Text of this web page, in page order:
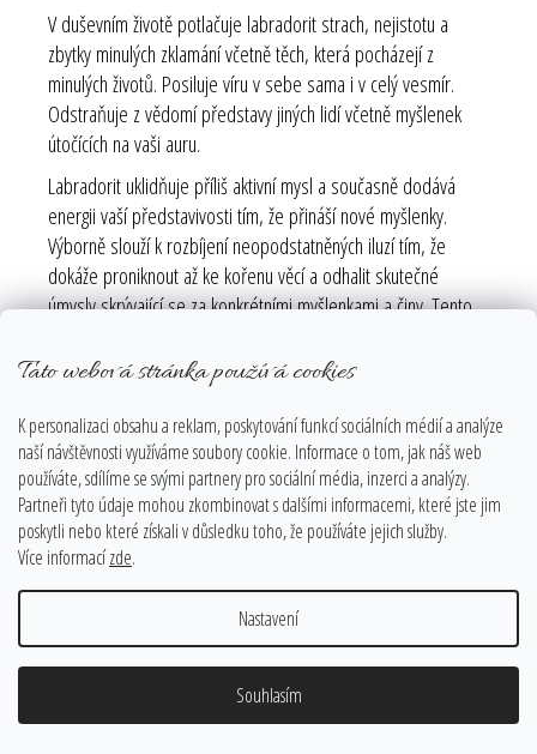
Tato webová stránka používá cookies
K personalizaci obsahu a reklam, poskytování funkcí sociálních médií a analýze
naší návštěvnosti využíváme soubory cookie. Informace o tom, jak náš web
používáte, sdílíme se svými partnery pro sociální média, inzerci a analýzy.
Partneři tyto údaje mohou zkombinovat s dalšími informacemi, které jste jim
poskytli nebo které získali v důsledku toho, že používáte jejich služby.
Více informacízde.
Nastavení
Souhlasím
V duševním životě potlačuje labradorit strach, nejistotu a
zbytky minulých zklamání včetně těch, která pocházejí z
minulých životů. Posiluje víru v sebe sama i v celý vesmír.
Odstraňuje z vědomí představy jiných lidí včetně myšlenek
útočících na vaši auru.
Labradorit uklidňuje příliš aktivní mysl a současně dodává
energii vaší představivosti tím, že přináší nové myšlenky.
Výborně slouží k rozbíjení neopodstatněných iluzí tím, že
dokáže proniknout až ke kořenu věcí a odhalit skutečné
úmysly skrývající se za konkrétními myšlenkami a činy. Tento
Labradorit je užitečným průvodcem v době změn; je to
připravuje tělo a duši na další růst.
Léčebné využití:Labradorit léčí poruchy očí a mozku, přináší
úlevu od stresu a reguluje metabolizmus. Uzdravuje
nachlazení, dnu a revmatizmus. Upravuje rovnováhu hormonů
a ulevuje od menstruačního napětí. Snižuje krevní tlak.
Labradorit lze použít při radionickém léčení a hledání příčin